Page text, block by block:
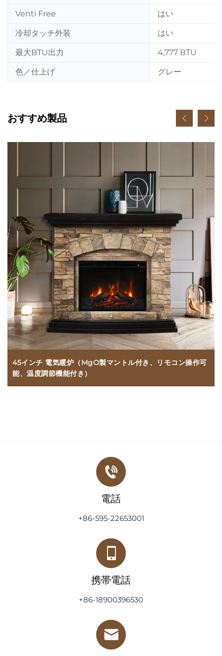
Venti Free はい
冷却タッチ外装 はい
最大BTU出力 4,777 BTU
色／仕上げ グレー
おすすめ製品
45インチ 電気暖炉（MgO製マントル付き、リモコン操作可
能、温度調節機能付き）
電話
+86-595-22653001
携帯電話
+86-18900396530